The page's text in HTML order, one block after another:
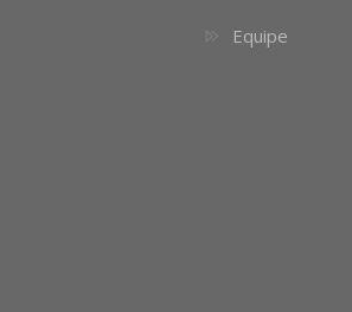
Equipe